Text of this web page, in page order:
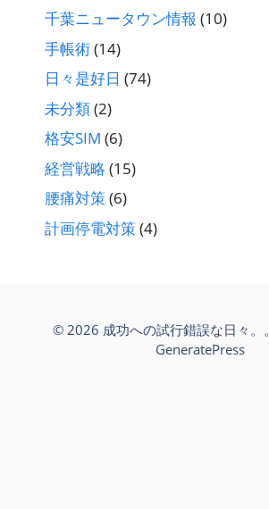
千葉ニュータウン情報 (10)
手帳術(14)
日々是好日 (74)
未分類(2)
格安SIM (6)
経営戦略 (15)
腰痛対策 (6)
計画停電対策 (4)
© 2026 成功への試行錯誤な日々。。
GeneratePress